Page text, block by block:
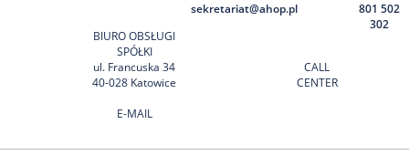
BIURO OBSŁUGI
SPÓŁKI
ul. Francuska 34
40-028 Katowice
E-MAIL
sekretariat@ahop.pl
CALL
CENTER
801 502
302